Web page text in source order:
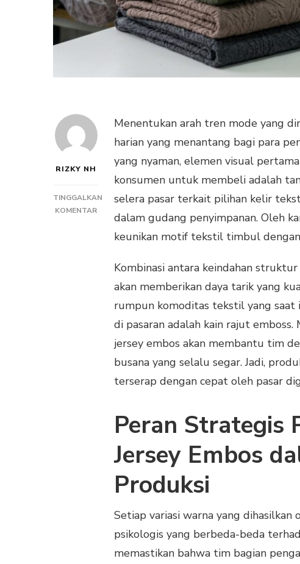
RIZKY NH
TINGGALKAN
KOMENTARPADA
STRATEGI
MEMILIH
PAKAIAN
UNTUK
VOLUME
PENJUALAN
Menentukan arah tren mode yang
harian yang menantang bagi para
yang nyaman, elemen visual
konsumen untuk membeli adalah
selera pasar terkait pilihan kelir
dalam gudang penyimpanan. Oleh
keunikan motif tekstil timbul
Kombinasi antara keindahan
akan memberikan daya tarik yang
rumpun komoditas tekstil yang saat
di pasaran adalah kain rajut
jersey embos akan membantu tim
busana yang selalu segar. Jadi,
terserap dengan cepat oleh pasar
Peran Strategis
Jersey Embos
Produksi
Setiap variasi warna yang
psikologis yang berbeda-beda
memastikan bahwa tim bagian